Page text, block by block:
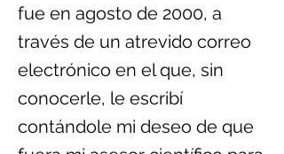
fue en agosto de 2000, a
través de un atrevido correo
electrónico en el que, sin
conocerle, le escribí
contándole mi deseo de que